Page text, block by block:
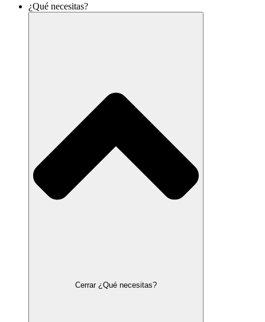
¿Qué necesitas?
Cerrar ¿Qué necesitas?